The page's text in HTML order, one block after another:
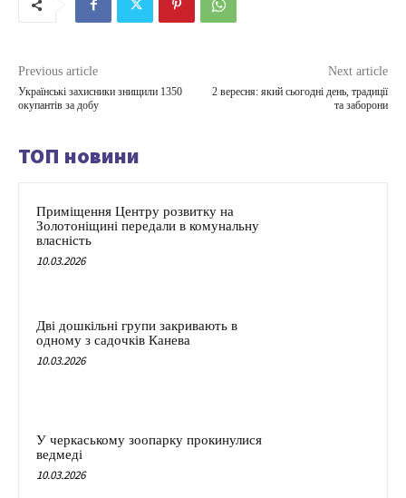
Previous article
Українські захисники знищили 1350
окупантів за добу
Next article
2 вересня: який сьогодні день, традиції
та заборони
ТОП новини
Приміщення Центру розвитку на
Золотоніщині передали в комунальну
власність
10.03.2026
Дві дошкільні групи закривають в
одному з садочків Канева
10.03.2026
У черкаському зоопарку прокинулися
ведмеді
10.03.2026